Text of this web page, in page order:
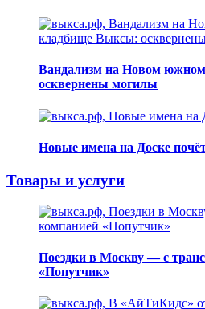
Вандализм на Новом
осквернены могилы
Новые имена на Доске
Товары и услуги
Поездки в Москву — с
«Попутчик»